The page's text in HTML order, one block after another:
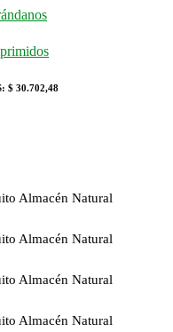
$ 30.702,48